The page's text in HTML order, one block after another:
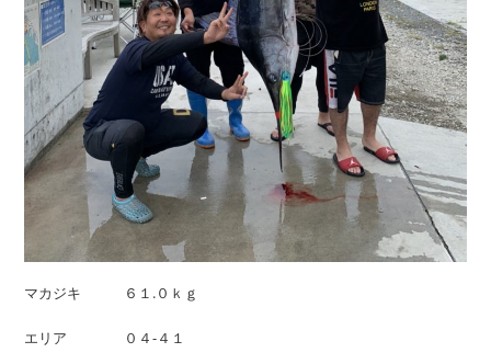
マカジキ ６１.０ｋｇ
エリア ０４-４１